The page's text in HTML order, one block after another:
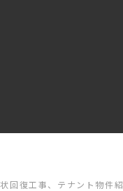
回復工事、テナント物件紹